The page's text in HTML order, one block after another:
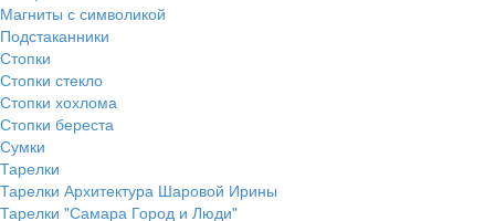
Магниты с символикой
Подстаканники
Стопки
Стопки стекло
Стопки хохлома
Стопки береста
Сумки
Тарелки
Тарелки Архитектура Шаровой Ирины
Тарелки "Самара Город и Люди"